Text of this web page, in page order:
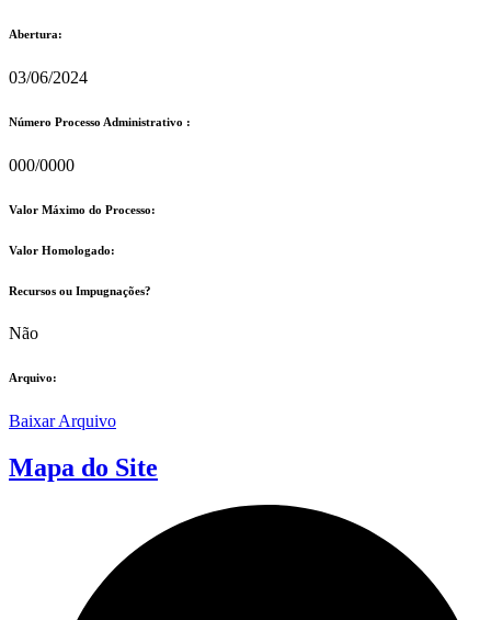
Abertura:
03/06/2024
Número Processo Administrativo :
000/0000
Valor Máximo do Processo: ​
Valor Homologado: ​
Recursos ou Impugnações? ​
Não
Arquivo:
Baixar Arquivo
Mapa do Site